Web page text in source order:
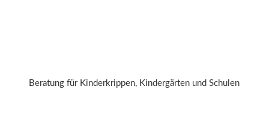
Beratung für Kinderkrippen, Kindergärten und Schulen